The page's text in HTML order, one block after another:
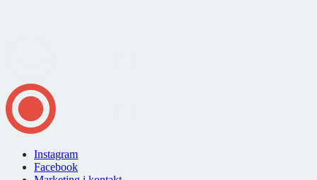
Instagram
Facebook